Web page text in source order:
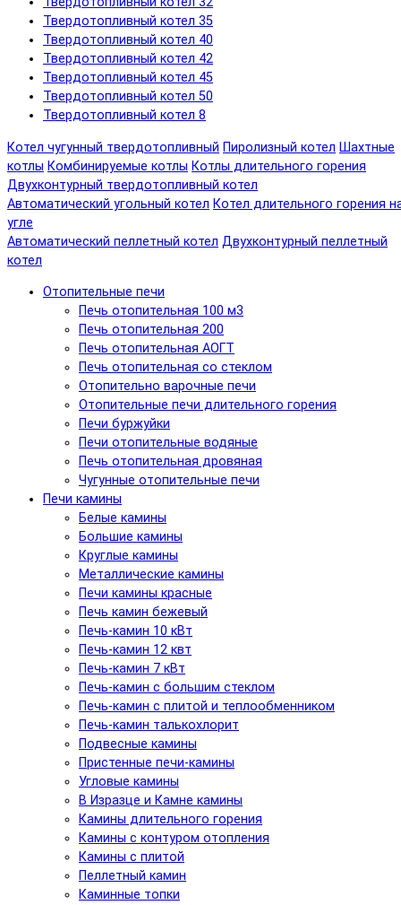
Твердотопливный котел 35
Твердотопливный котел 40
Твердотопливный котел 42
Твердотопливный котел 45
Твердотопливный котел 50
Твердотопливный котел 8
Котел чугунный твердотопливный Пиролизный котел Шахтные
котлы Комбинируемые котлы Котлы длительного горения
Двухконтурный твердотопливный котел
Автоматический угольный котел Котел длительного горения
угле
Автоматический пеллетный котел Двухконтурный пеллетный
котел
Отопительные печи
Печь отопительная 100 м3
Печь отопительная 200
Печь отопительная АОГТ
Печь отопительная со стеклом
Отопительно варочные печи
Отопительные печи длительного горения
Печи буржуйки
Печи отопительные водяные
Печь отопительная дровяная
Чугунные отопительные печи
Печи камины
Белые камины
Большие камины
Круглые камины
Металлические камины
Печи камины красные
Печь камин бежевый
Печь-камин 10 кВт
Печь-камин 12 квт
Печь-камин 7 кВт
Печь-камин с большим стеклом
Печь-камин с плитой и теплообменником
Печь-камин талькохлорит
Подвесные камины
Пристенные печи-камины
Угловые камины
В Изразце и Камне камины
Камины длительного горения
Камины с контуром отопления
Камины с плитой
Пеллетный камин
Каминные топки